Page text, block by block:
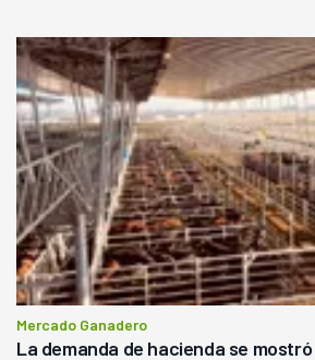
Mercado Ganadero
La demanda de hacienda se